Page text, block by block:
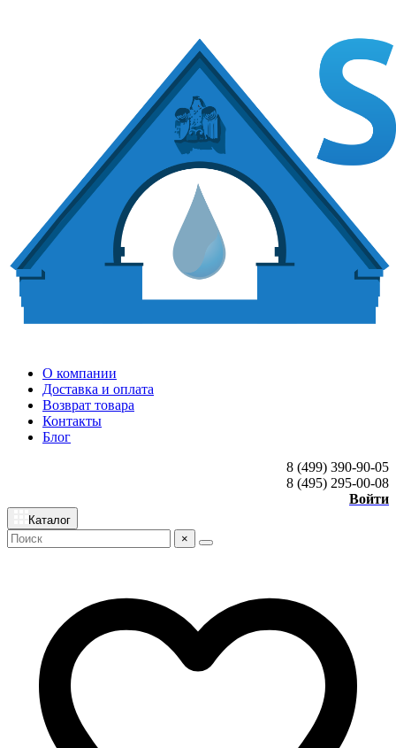
О компании
Доставка и оплата
Возврат товара
Контакты
Блог
8 (499) 390-90-05
8 (495) 295-00-08
Войти
Каталог
×